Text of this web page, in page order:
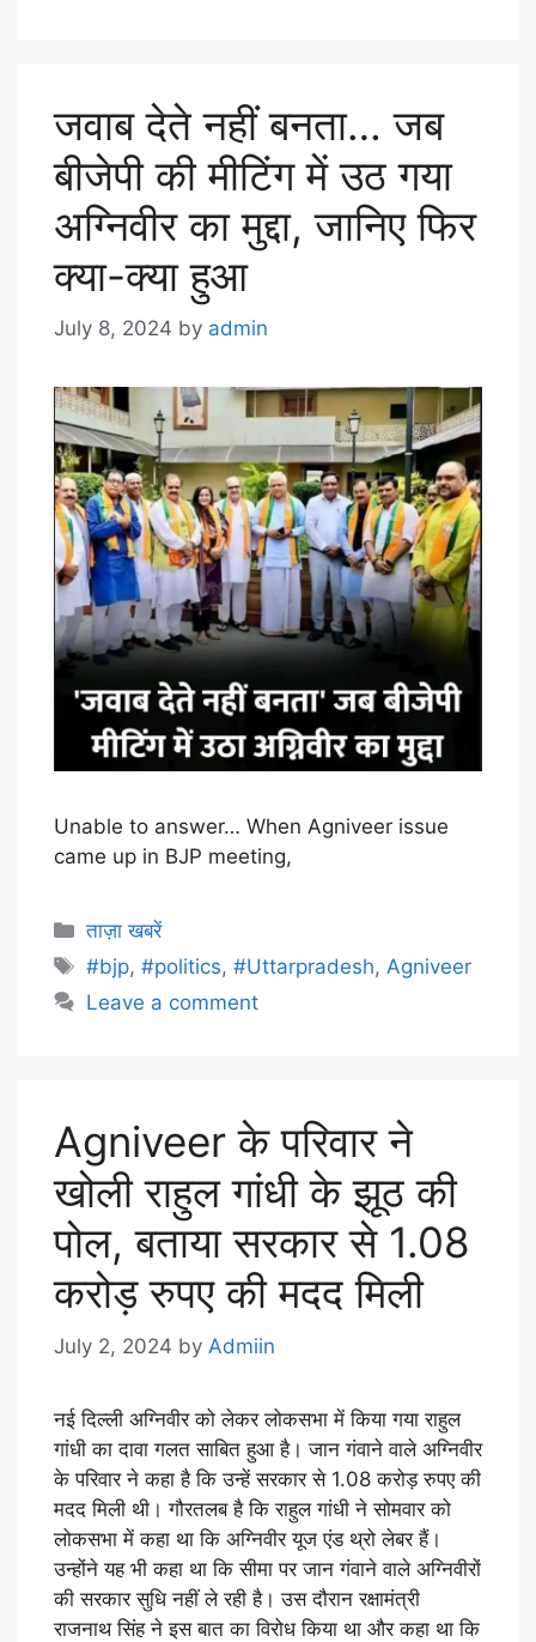
जवाब देते नहीं बनता… जब
बीजेपी की मीटिंग में उठ गया
अग्निवीर का मुद्दा, जानिए फिर
क्या-क्या हुआ
July 8, 2024 by admin
Unable to answer… When Agniveer issue
came up in BJP meeting,
ताज़ा खबरें
#bjp,#politics,#Uttarpradesh,Agniveer
Leave a comment
Agniveer के परिवार ने
खोली राहुल गांधी के झूठ की
पोल, बताया सरकार से 1.08
करोड़ रुपए की मदद मिली
July 2, 2024 by Admiin
नई दिल्ली अग्निवीर को लेकर लोकसभा में किया गया राहुल
गांधी का दावा गलत साबित हुआ है। जान गंवाने वाले अग्निवीर
के परिवार ने कहा है कि उन्हें सरकार से 1.08 करोड़ रुपए की
मदद मिली थी। गौरतलब है कि राहुल गांधी ने सोमवार को
लोकसभा में कहा था कि अग्निवीर यूज एंड थ्रो लेबर हैं।
उन्होंने यह भी कहा था कि सीमा पर जान गंवाने वाले अग्निवीरों
की सरकार सुधि नहीं ले रही है। उस दौरान रक्षामंत्री
राजनाथ सिंह ने इस बात का विरोध किया था और कहा था कि